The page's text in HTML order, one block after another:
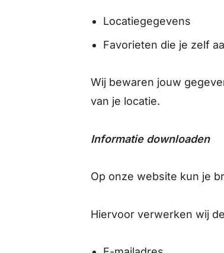
Locatiegegevens
Favorieten die je zelf
Wij bewaren jouw
van je locatie.
Informatie downloaden
Op onze website kun je
Hiervoor verwerken wij